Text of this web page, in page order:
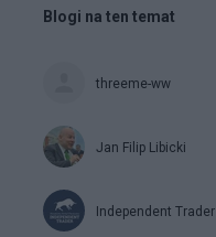
Blogi na ten temat
threeme-ww
Jan Filip Libicki
Independent Trader